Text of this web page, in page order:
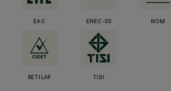
EAC ENEC-03 NOM
RETILAP TISI